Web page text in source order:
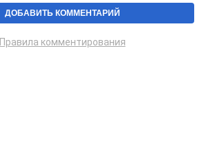
Правила комментирования